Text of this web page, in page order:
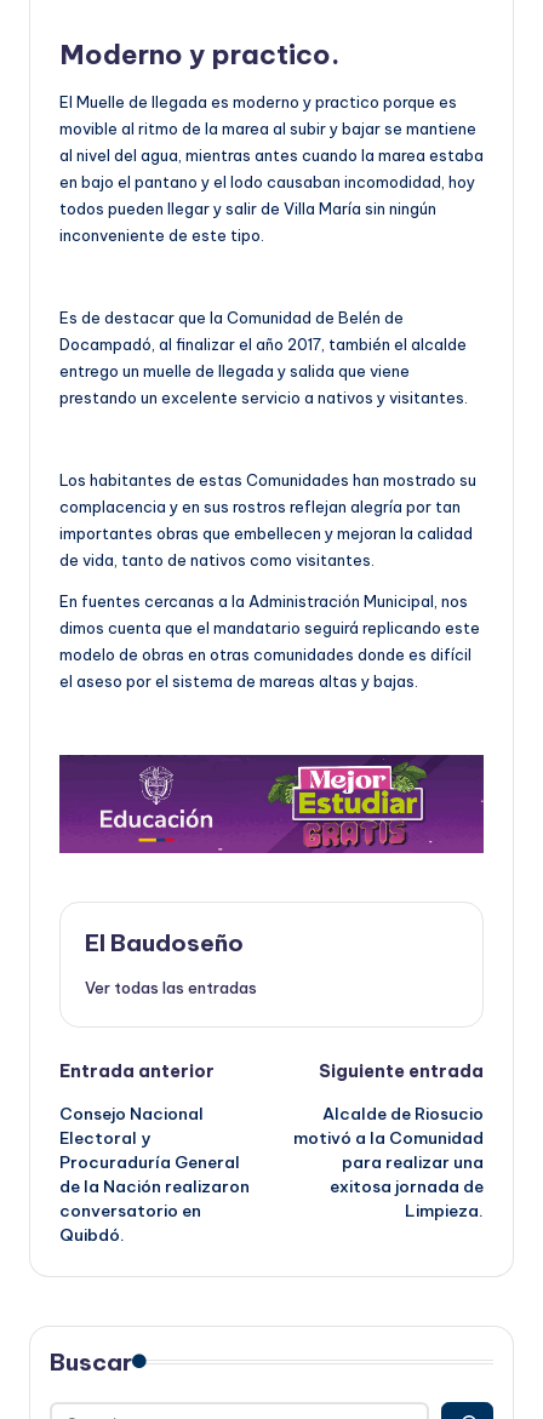
Moderno y practico.
El Muelle de llegada es moderno y practico porque es
movible al ritmo de la marea al subir y bajar se mantiene
al nivel del agua, mientras antes cuando la marea estaba
en bajo el pantano y el lodo causaban incomodidad, hoy
todos pueden llegar y salir de Villa María sin ningún
inconveniente de este tipo.
Es de destacar que la Comunidad de Belén de
Docampadó, al finalizar el año 2017, también el alcalde
entrego un muelle de llegada y salida que viene
prestando un excelente servicio a nativos y visitantes.
Los habitantes de estas Comunidades han mostrado su
complacencia y en sus rostros reflejan alegría por tan
importantes obras que embellecen y mejoran la calidad
de vida, tanto de nativos como visitantes.
En fuentes cercanas a la Administración Municipal, nos
dimos cuenta que el mandatario seguirá replicando este
modelo de obras en otras comunidades donde es difícil
el aseso por el sistema de mareas altas y bajas.
El Baudoseño
Ver todas las entradas
Navegación
de
entradas
Entrada anterior
Consejo Nacional
Electoral y
Procuraduría General
de la Nación realizaron
conversatorio en
Quibdó.
Siguiente entrada
Alcalde de Riosucio
motivó a la Comunidad
para realizar una
exitosa jornada de
Limpieza.
Buscar